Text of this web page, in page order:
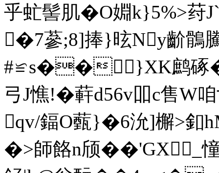
乎虻髻肌�O婣
�7蔘;8]捧}昡Ny齘鶻
#≌s��}XK鹧硺
弓J憔!�蓒d56v吅c
qv/鍢O薽}�6沇]檞>釦
�>師餎n颀��'GX_憧